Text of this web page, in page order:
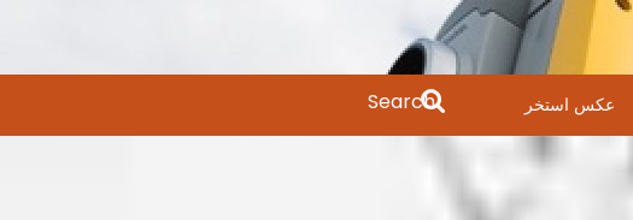
عکس استخر
Search
for: